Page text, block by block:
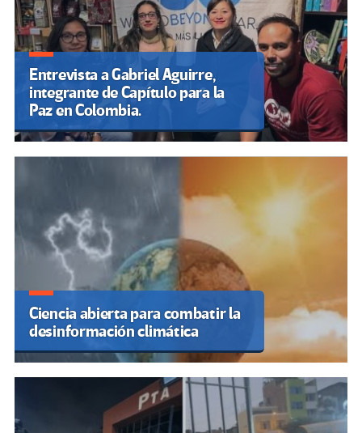
Entrevista a Gabriel Aguirre,
integrante de Capítulo para la
Paz en Colombia.
Ciencia abierta para combatir la
desinformación climática